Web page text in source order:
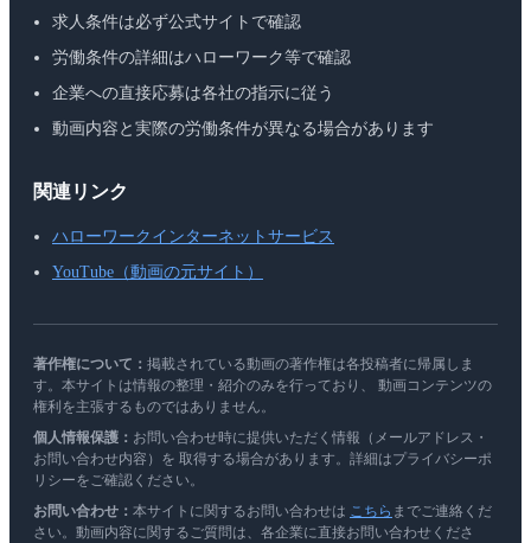
求人条件は必ず公式サイトで確認
労働条件の詳細はハローワーク等で確認
企業への直接応募は各社の指示に従う
動画内容と実際の労働条件が異なる場合があります
関連リンク
ハローワークインターネットサービス
YouTube（動画の元サイト）
著作権について： 掲載されている動画の著作権は各投稿者に帰属しま
す。本サイトは情報の整理・紹介のみを行っており、 動画コンテンツの
権利を主張するものではありません。
個人情報保護： お問い合わせ時に提供いただく情報（メールアドレス・
お問い合わせ内容）を 取得する場合があります。詳細はプライバシーポ
リシーをご確認ください。
お問い合わせ： 本サイトに関するお問い合わせは こちら までご連絡くだ
さい。動画内容に関するご質問は、各企業に直接お問い合わせくださ